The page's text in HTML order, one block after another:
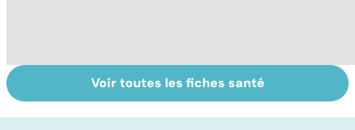
Tout savoir sur
les infections
Inflammation des
amygdales : que
Voir toutes les fiches santé